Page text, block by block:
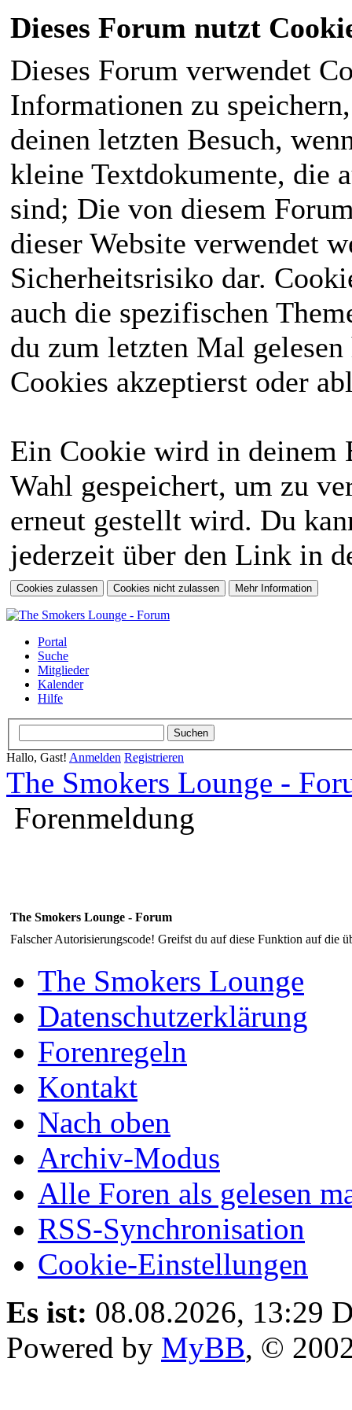
Dieses Forum nutzt
Dieses Forum verwendet
Informationen zu
deinen letzten Besuch,
kleine Textdokumente, die
sind; Die von diesem
dieser Website verwendet
Sicherheitsrisiko dar.
auch die spezifischen
du zum letzten Mal
Cookies akzeptierst oder
Ein Cookie wird in deinem
Wahl gespeichert, um zu
erneut gestellt wird. Du
jederzeit über den Link in
Portal
Suche
Mitglieder
Kalender
Hilfe
Hallo, Gast! Anmelden Registrieren
The Smokers Lounge -
Forenmeldung
The Smokers Lounge - Forum
Falscher Autorisierungscode! Greifst du auf diese Funktion auf die
The Smokers Lounge
Datenschutzerklärung
Forenregeln
Kontakt
Nach oben
Archiv-Modus
Alle Foren als gelesen
RSS-Synchronisation
Cookie-Einstellungen
Es ist: 08.08.2026, 13:29
Powered by MyBB, ©